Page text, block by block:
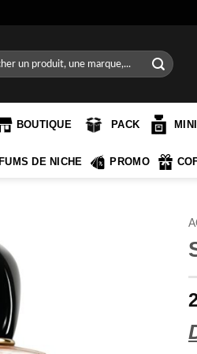
BOUTIQUE PACK
DE NICHE PROMO